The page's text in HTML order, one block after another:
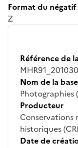
Format du négatif
Z
Référence de
Nom de la base
Photographies
Producteur
Conservations
historiques
Date de